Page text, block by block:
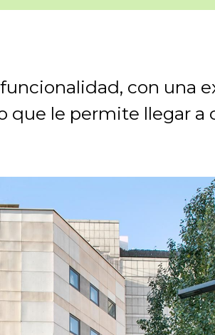
con una
que le permite llegar a